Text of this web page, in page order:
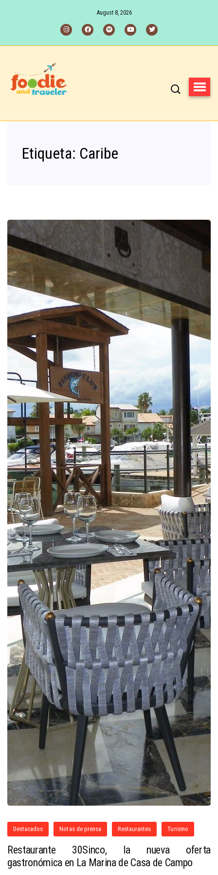
August 8, 2026
Etiqueta: Caribe
Destacados Notas de prensa Restaurantes Turismo
Restaurante 30Sinco, la nueva oferta
gastronómica en La Marina de Casa de Campo